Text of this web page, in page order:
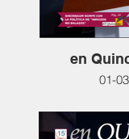
en
01-